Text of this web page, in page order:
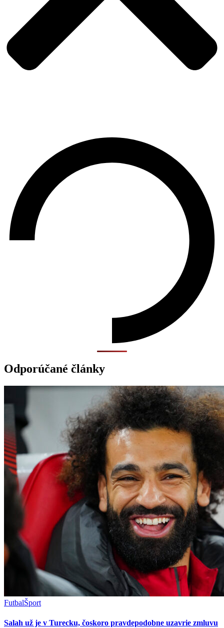
Odporúčané články
FutbalŠport
Salah už je v Turecku, čoskoro pravdepodobne uzavrie zmluvu